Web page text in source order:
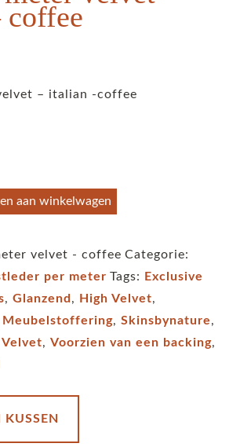
– italian -coffee
aan winkelwagen
velvet - coffee Categorie:
per meter Tags:
Exclusive
, Glanzend , High Velvet,
Meubelstoffering, Skinsbynature,
Velvet, Voorzien van een backing,
KUSSEN